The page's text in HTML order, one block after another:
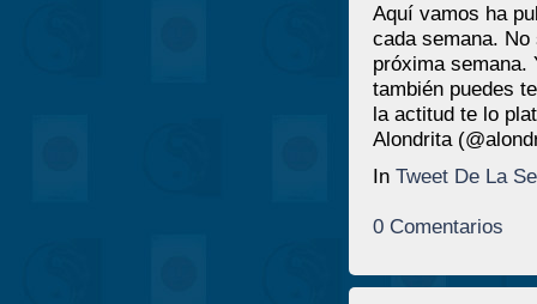
Aquí vamos ha
cada semana.
próxima semana.
también puedes
la actitud te lo
Alondrita
In Tweet De La
0 Comentarios